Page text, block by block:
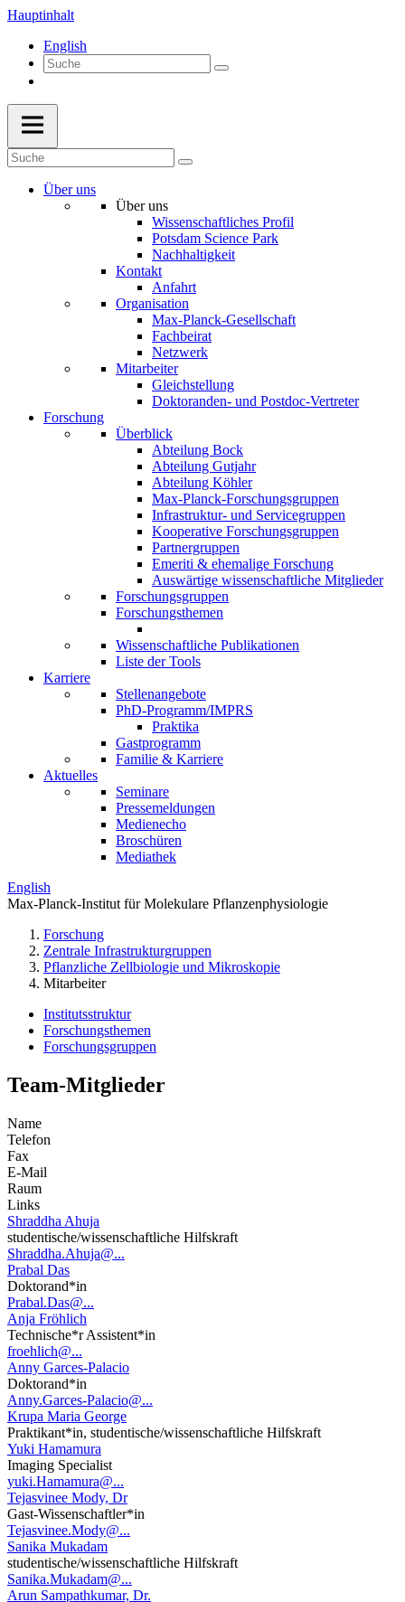
Hauptinhalt
English
Über uns
Über uns
Wissenschaftliches Profil
Potsdam Science Park
Nachhaltigkeit
Kontakt
Anfahrt
Organisation
Max-Planck-Gesellschaft
Fachbeirat
Netzwerk
Mitarbeiter
Gleichstellung
Doktoranden- und Postdoc-Vertreter
Forschung
Überblick
Abteilung Bock
Abteilung Gutjahr
Abteilung Köhler
Max-Planck-Forschungsgruppen
Infrastruktur- und Servicegruppen
Kooperative Forschungsgruppen
Partnergruppen
Emeriti & ehemalige Forschung
Auswärtige wissenschaftliche Mitglieder
Forschungsgruppen
Forschungsthemen
Wissenschaftliche Publikationen
Liste der Tools
Karriere
Stellenangebote
PhD-Programm/IMPRS
Praktika
Gastprogramm
Familie & Karriere
Aktuelles
Seminare
Pressemeldungen
Medienecho
Broschüren
Mediathek
English
Max-Planck-Institut für Molekulare Pflanzenphysiologie
Forschung
Zentrale Infrastrukturgruppen
Pflanzliche Zellbiologie und Mikroskopie
Mitarbeiter
Institutsstruktur
Forschungsthemen
Forschungsgruppen
Team-Mitglieder
Name
Telefon
Fax
E-Mail
Raum
Links
Shraddha Ahuja
studentische/wissenschaftliche Hilfskraft
Shraddha.Ahuja@...
Prabal Das
Doktorand*in
Prabal.Das@...
Anja Fröhlich
Technische*r Assistent*in
froehlich@...
Anny Garces-Palacio
Doktorand*in
Anny.Garces-Palacio@...
Krupa Maria George
Praktikant*in, studentische/wissenschaftliche Hilfskraft
Yuki Hamamura
Imaging Specialist
yuki.Hamamura@...
Tejasvinee Mody, Dr
Gast-Wissenschaftler*in
Tejasvinee.Mody@...
Sanika Mukadam
studentische/wissenschaftliche Hilfskraft
Sanika.Mukadam@...
Arun Sampathkumar, Dr.